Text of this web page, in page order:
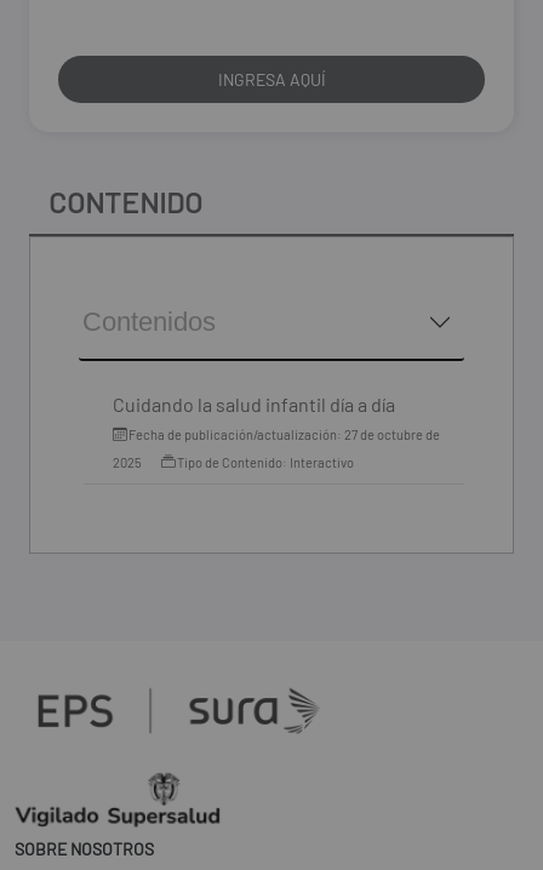
INGRESA AQUÍ
CONTENIDO
Contenidos
Cuidando la salud infantil día a día
Fecha de publicación/actualización: 27 de octubre de
2025
Tipo de Contenido: Interactivo
SOBRE NOSOTROS